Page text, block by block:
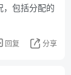
包括分配的
回复 分享